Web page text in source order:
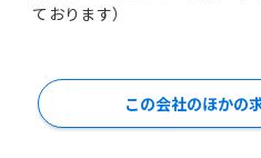
ております）
この会社のほかの